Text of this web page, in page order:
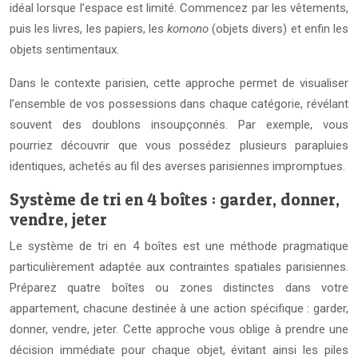
idéal lorsque l’espace est limité. Commencez par les vêtements,
puis les livres, les papiers, leskomono(objets divers) et enfin les
objets sentimentaux.
Dans le contexte parisien, cette approche permet de visualiser
l’ensemble de vos possessions dans chaque catégorie, révélant
souvent des doublons insoupçonnés. Par exemple, vous
pourriez découvrir que vous possédez plusieurs parapluies
identiques, achetés au fil des averses parisiennes impromptues.
Système de tri en 4 boîtes : garder, donner,
vendre, jeter
Le système de tri en 4 boîtes est une méthode pragmatique
particulièrement adaptée aux contraintes spatiales parisiennes.
Préparez quatre boîtes ou zones distinctes dans votre
appartement, chacune destinée à une action spécifique : garder,
donner, vendre, jeter. Cette approche vous oblige à prendre une
décision immédiate pour chaque objet, évitant ainsi les piles